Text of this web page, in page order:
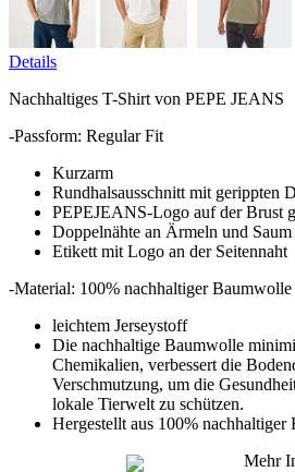
Details
Nachhaltiges T-Shirt von PEPE JEANS
-Passform: Regular Fit
Kurzarm
Rundhalsausschnitt mit gerippten
PEPEJEANS-Logo auf der Brust
Doppelnähte an Ärmeln und Saum
Etikett mit Logo an der Seitennaht
-Material: 100% nachhaltiger Baumwolle
leichtem Jerseystoff
Die nachhaltige Baumwolle
Chemikalien, verbessert die
Verschmutzung, um die
lokale Tierwelt zu schützen.
Hergestellt aus 100% nachhaltiger
Mehr